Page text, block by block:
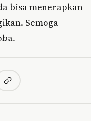
bisa menerapkan
Semoga
Copy link